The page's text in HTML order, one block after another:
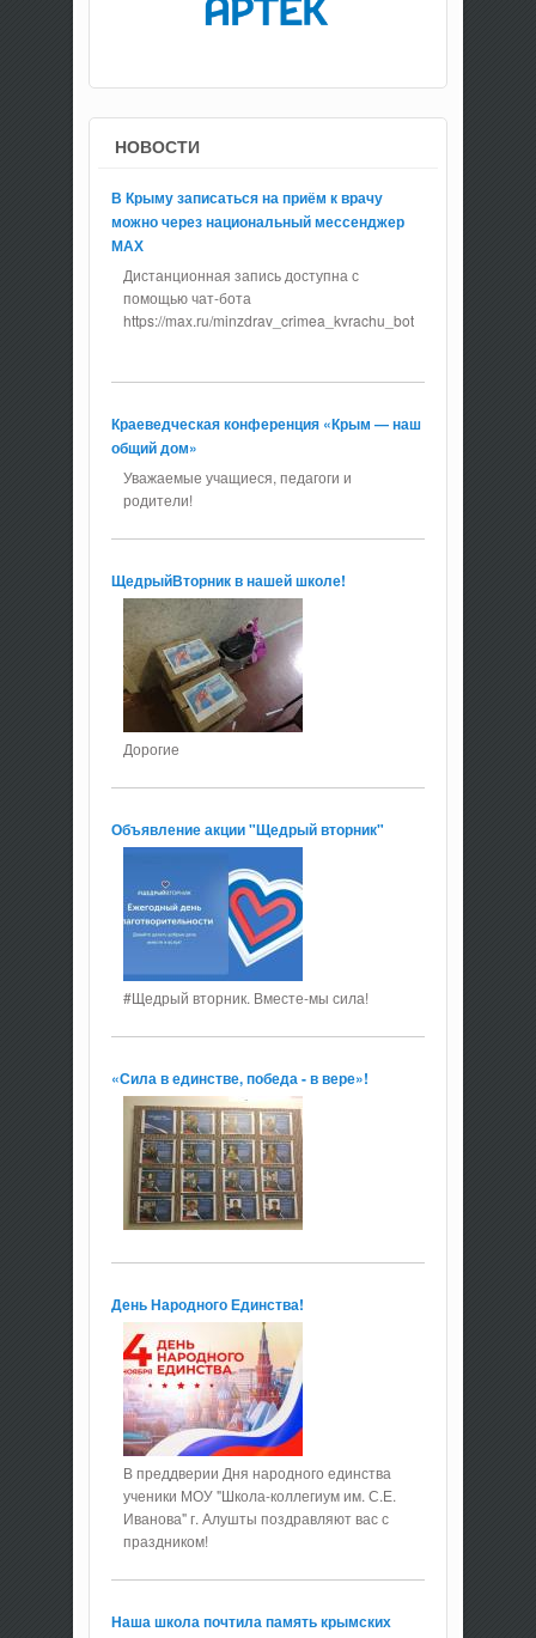
НОВОСТИ
В Крыму записаться на приём к врачу
можно через национальный мессенджер
МАХ
Дистанционная запись доступна с
помощью чат-бота
https://max.ru/minzdrav_crimea_kvrachu_bot
Краеведческая конференция «Крым — наш
общий дом»
Уважаемые учащиеся, педагоги и
родители!
ЩедрыйВторник в нашей школе!
Дорогие
Объявление акции "Щедрый вторник"
#Щедрый вторник. Вместе-мы сила!
«Сила в единстве, победа - в вере»!
День Народного Единства!
В преддверии Дня народного единства
ученики МОУ "Школа-коллегиум им. С.Е.
Иванова" г. Алушты поздравляют вас с
праздником!
Наша школа почтила память крымских